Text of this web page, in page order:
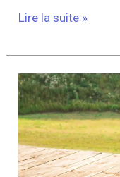
Lire la suite »
Quels
sont
les
signes
et